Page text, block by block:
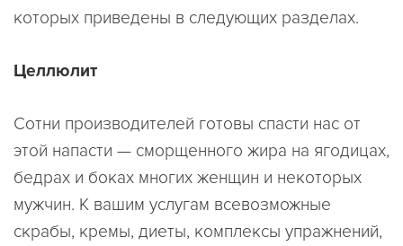
которых приведены в следующих разделах.
Целлюлит
Сотни производителей готовы спасти нас от
этой напасти — сморщенного жира на ягодицах,
бедрах и боках многих женщин и некоторых
мужчин. К вашим услугам всевозможные
скрабы, кремы, диеты, комплексы упражнений,